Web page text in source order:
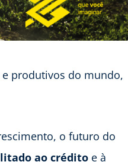
produtivos do mundo,
o futuro do
ao crédito e à